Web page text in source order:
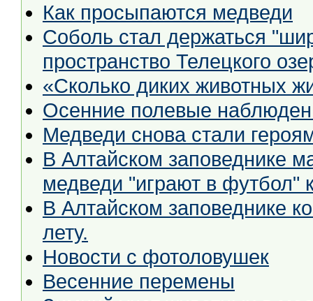
Как просыпаются медведи
Соболь стал держаться
пространство Телецкого
«Сколько диких животных
Осенние полевые
Медведи снова стали
В Алтайском заповеднике
медведи "играют в футбол"
В Алтайском заповеднике
лету.
Новости с фотоловушек
Весенние перемены